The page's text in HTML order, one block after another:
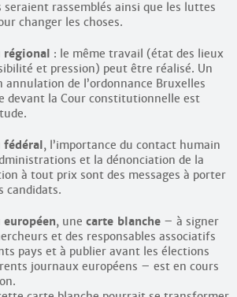
seraient rassemblés ainsi que les luttes
changer les choses.
régional : le même travail (état des lieux
et pression) peut être réalisé. Un
annulation de l’ordonnance Bruxelles
devant la Cour constitutionnelle est
fédéral, l’importance du contact humain
et la dénonciation de la
à tout prix sont des messages à porter
candidats.
européen, une carte blanche– à signer
et des responsables associatifs
pays et à publier avant les élections
journaux européens – est en cours